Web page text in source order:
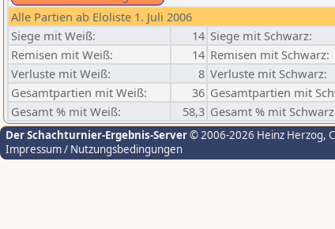
Alle Partien ab Eloliste 1. Juli 2006
Siege mit Weiß:
14 Siege mit Schwarz:
Remisen mit Weiß:
14 Remisen mit Schwarz:
Verluste mit Weiß:
8 Verluste mit Schwarz:
Gesamtpartien mit Weiß:
36 Gesamtpartien mit
Gesamt % mit Weiß:
58,3 Gesamt % mit
Der Schachturnier-Ergebnis-Server© 2006-2026 Heinz Herzog,
Impressum / Nutzungsbedingungen